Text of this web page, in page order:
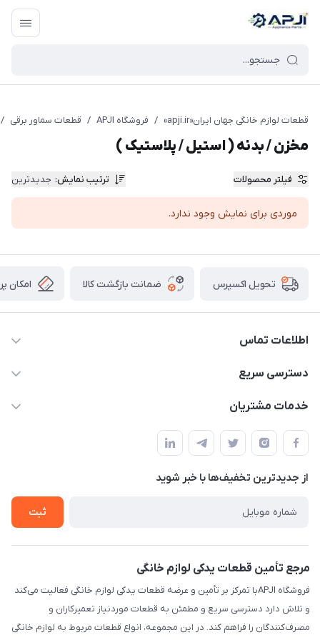
قطعات یدکی و جانبی لوازم خانگی جهان ایران
قطعات لوازم خانگی جهان ایران«apji.ir» / فروشگاه APJI / قطعات سماور برقی /
مخزن / بدنه ( استیل / پلاستیک )
فیلتر محصولات ترتیب نمایش: جدیدترین
موردی برای نمایش وجود ندارد.
تحویل اکسپرس ضمانت بازگشت کالا امکان
اطلاعات تماس
09106753413
دسترسی سریع
حساب کاربری
لیست محصولات
درباره ما
خدمات مشتریان
قوانین و مقررات
حریم خصوصی
راهنما
از جدید‌ترین تخفیف‌ها با‌ خبر شوید
ثبت
مرجع تأمین قطعات یدکی لوازم خانگی
فروشگاه APJIبا تمرکز بر تأمین و عرضه قطعات یدکی لوازم خانگی فعالیت می‌کند
و تلاش دارد دسترسی سریع و مطمئن به قطعات موردنیاز تعمیرکاران و
مصرف‌کنندگان را فراهم کند. در این مجموعه، انواع قطعات مربوط به لوازم خانگی